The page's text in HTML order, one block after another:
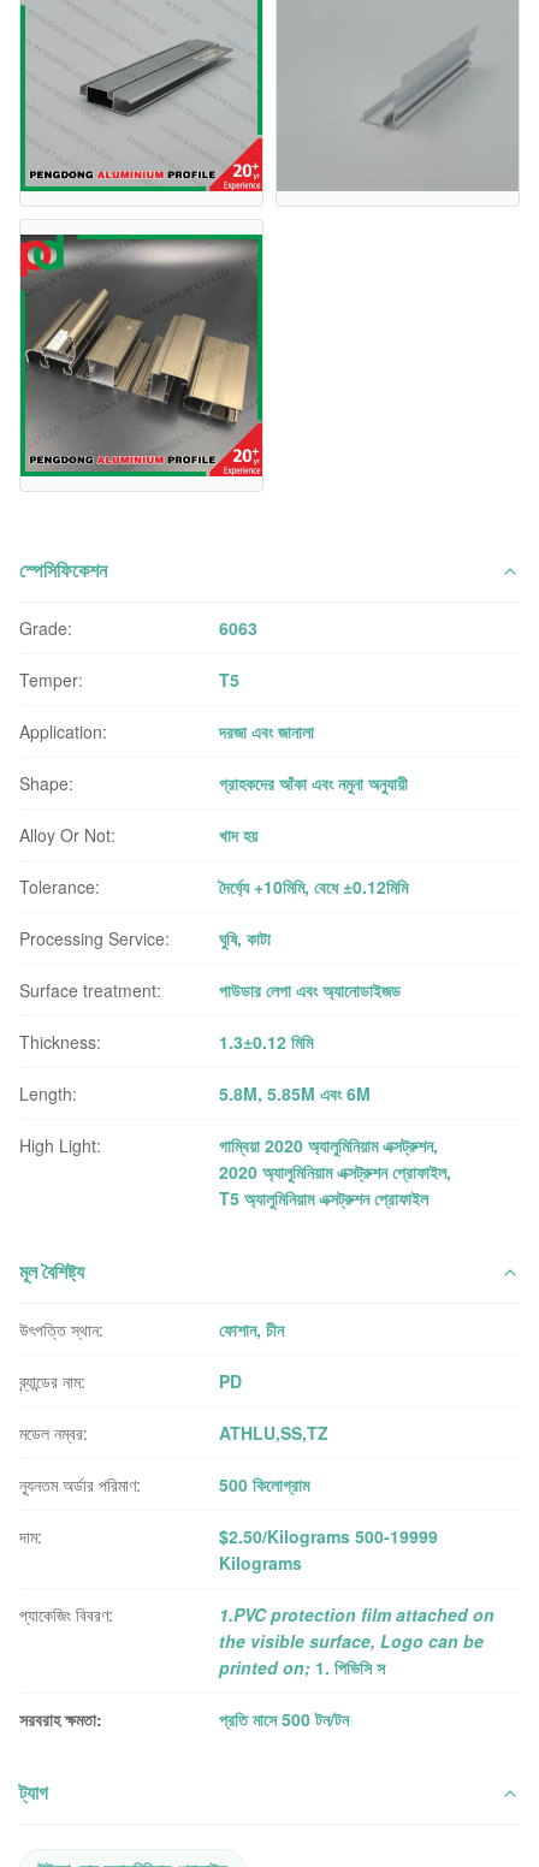
স্পেসিফিকেশন
Grade: 6063
Temper: T5
Application: দরজা এবং জানালা
Shape: গ্রাহকদের আঁকা এবং নমুনা অনুযায়ী
Alloy Or Not: খাদ হয়
Tolerance: দৈর্ঘ্যে +10মিমি, বেধে ±0.12মিমি
Processing Service: ঘুষি, কাটা
Surface treatment: পাউডার লেপা এবং অ্যানোডাইজড
Thickness: 1.3±0.12 মিমি
Length: 5.8M, 5.85M এবং 6M
High Light: গাম্বিয়া 2020 অ্যালুমিনিয়াম এক্সট্রুশন,
2020 অ্যালুমিনিয়াম এক্সট্রুশন প্রোফাইল,
T5 অ্যালুমিনিয়াম এক্সট্রুশন প্রোফাইল
মূল বৈশিষ্ট্য
উৎপত্তি স্থান: ফোশান, চীন
ব্র্যান্ডের নাম: PD
মডেল নম্বর: ATHLU,SS,TZ
ন্যূনতম অর্ডার পরিমাণ: 500 কিলোগ্রাম
দাম:
$2.50/Kilograms 500-19999
Kilograms
প্যাকেজিং বিবরণ:
1.PVC protection film attached on
the visible surface, Logo can be
printed on; 1. পিভিসি স
সরবরাহ ক্ষমতা: প্রতি মাসে 500 টন/টন
ট্যাগ